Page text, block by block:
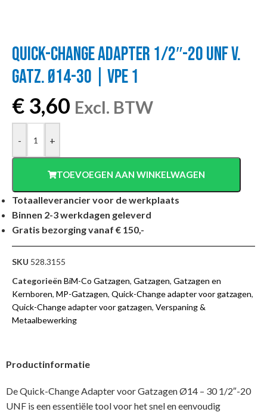
QUICK-CHANGE ADAPTER 1/2″-20 UNF V.
GATZ. Ø14-30 | VPE 1
€ 3,60 Excl. BTW
- +
TOEVOEGEN AAN WINKELWAGEN
Totaalleverancier voor de werkplaats
Binnen 2-3 werkdagen geleverd
Gratis bezorging vanaf € 150,-
SKU 528.3155
Categorieën BiM-Co Gatzagen, Gatzagen, Gatzagen en
Kernboren, MP-Gatzagen, Quick-Change adapter voor gatzagen,
Quick-Change adapter voor gatzagen, Verspaning &
Metaalbewerking
Productinformatie
De Quick-Change Adapter voor Gatzagen Ø14 – 30 1/2″-20
UNF is een essentiële tool voor het snel en eenvoudig